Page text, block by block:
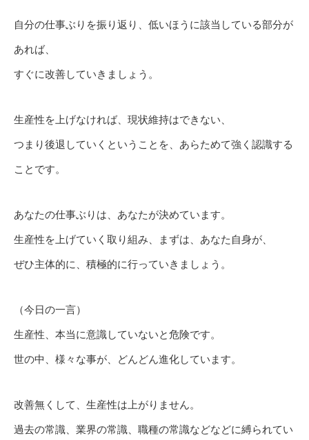
自分の仕事ぶりを振り返り、低いほうに該当している部分が
あれば、
すぐに改善していきましょう。
生産性を上げなければ、現状維持はできない、
つまり後退していくということを、あらためて強く認識する
ことです。
あなたの仕事ぶりは、あなたが決めています。
生産性を上げていく取り組み、まずは、あなた自身が、
ぜひ主体的に、積極的に行っていきましょう。
（今日の一言）
生産性、本当に意識していないと危険です。
世の中、様々な事が、どんどん進化しています。
改善無くして、生産性は上がりません。
過去の常識、業界の常識、職種の常識などなどに縛られてい